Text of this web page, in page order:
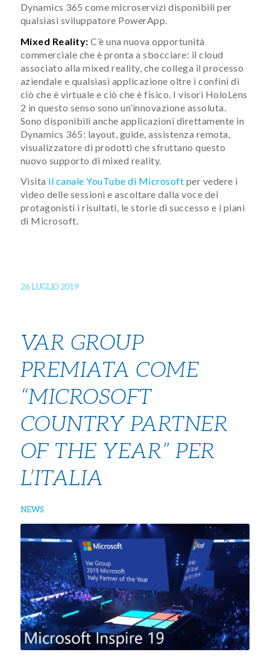
Dynamics 365 come microservizi disponibili per
qualsiasi sviluppatore PowerApp.
Mixed Reality:C’è una nuova opportunità
commerciale che è pronta a sbocciare: il cloud
associato alla mixed reality, che collega il processo
aziendale e qualsiasi applicazione oltre i confini di
ciò che è virtuale e ciò che è fisico. I visori HoloLens
2 in questo senso sono un’innovazione assoluta.
Sono disponibili anche applicazioni direttamente in
Dynamics 365: layout, guide, assistenza remota,
visualizzatore di prodotti che sfruttano questo
nuovo supporto di mixed reality.
Visita il canale YouTube di Microsoft per vedere i
video delle sessioni e ascoltare dalla voce dei
protagonisti i risultati, le storie di successo e i piani
di Microsoft.
26 LUGLIO 2019
VAR GROUP
PREMIATA COME
“MICROSOFT
COUNTRY PARTNER
OF THE YEAR” PER
L’ITALIA
NEWS